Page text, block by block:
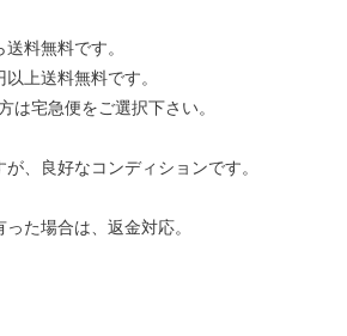
料無料です。
上送料無料です。
は宅急便をご選択下さい。
、良好なコンディションです。
た場合は、返金対応。